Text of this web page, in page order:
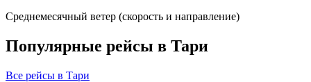
Среднемесячный ветер (скорость и направление)
Популярные рейсы в Тари
Все рейсы в Тари